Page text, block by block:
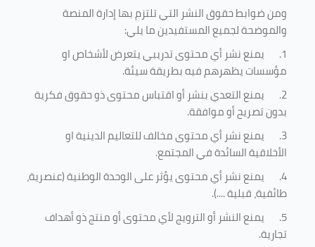
ومن ضوابط حقوق النشر التي تلتزم بها إدارة المنصة
والموضحة لجميع المستفيدين ما يلي:
1.
يمنع نشر أي محتوى تدريبي يتعرض لأشخاص او
مؤسسات يظهرهم فيه بطريقة سيئة.
2.
يمنع التعدي بنشر أو اقتباس محتوى ذو حقوق فكرية
بدون تصريح أو موافقة.
3.
يمنع نشر أي محتوى مخالف للتعاليم الدينية او
الأخلاقية السائدة في المجتمع.
4.
يمنع نشر أي محتوى يؤثر على الوحدة الوطنية (عنصرية،
طائفية، قبلية ....).
5.
يمنع النشر أو الترويج لأي محتوى أو منتج ذو أهداف
تجارية.